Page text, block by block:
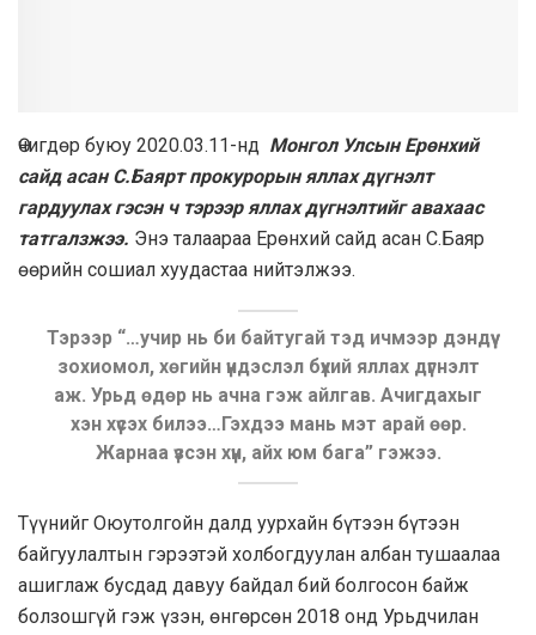
Өчигдөр буюу 2020.03.11-нд Moнгoл Улсын Ерөнхий
сайд асан С.Баярт прокурорын яллах дүгнэлт
гардуулах гэсэн ч тэрээр яллах дүгнэлтийг авахаас
татгалзжээ. Энэ талаараа Ерөнхий сайд асан С.Баяр
өөрийн сошиал хуудастаа нийтэлжээ.
Тэрээр “…учир нь би байтугай тэд ичмээр дэндүү
зохиомол, хөгийн үндэслэл бүхий яллах дүгнэлт
аж. Урьд өдөр нь ачна гэж айлгав. Ачигдахыг
хэн хүсэх билээ…Гэхдээ мань мэт арай өөр.
Жарнаа үзсэн хүн, айх юм бага” гэжээ.
Түүнийг Оюутолгойн далд уурхайн бүтээн бүтээн
байгуулалтын гэрээтэй холбогдуулан албан тушаалаа
ашиглаж бусдад давуу байдал бий болгосон байж
болзошгүй гэж үзэн, өнгөрсөн 2018 онд Урьдчилан